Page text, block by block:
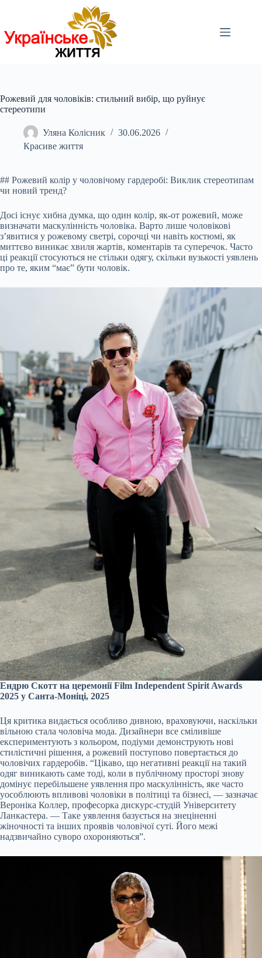
Рожевий для чоловіків: стильний вибір, що руйнує
стереотипи
Уляна Колісник
30.06.2026
Красиве життя
## Рожевий колір у чоловічому гардеробі: Виклик стереотипам
чи новий тренд?
Досі існує хибна думка, що один колір, як-от рожевий, може
визначати маскулінність чоловіка. Варто лише чоловікові
з’явитися у рожевому светрі, сорочці чи навіть костюмі, як
миттєво виникає хвиля жартів, коментарів та суперечок. Часто
ці реакції стосуються не стільки одягу, скільки вузькості уявлень
про те, яким “має” бути чоловік.
Ендрю Скотт на церемонії Film Independent Spirit Awards
2025 у Санта-Моніці, 2025
Ця критика видається особливо дивною, враховуючи, наскільки
вільною стала чоловіча мода. Дизайнери все сміливіше
експериментують з кольором, подіуми демонструють нові
стилістичні рішення, а рожевий поступово повертається до
чоловічих гардеробів. “Цікаво, що негативні реакції на такий
одяг виникають саме тоді, коли в публічному просторі знову
домінує перебільшене уявлення про маскулінність, яке часто
уособлюють впливові чоловіки в політиці та бізнесі, — зазначає
Вероніка Коллер, професорка дискурс-студій Університету
Ланкастера. — Таке уявлення базується на знеціненні
жіночності та інших проявів чоловічої суті. Його межі
надзвичайно суворо охороняються”.